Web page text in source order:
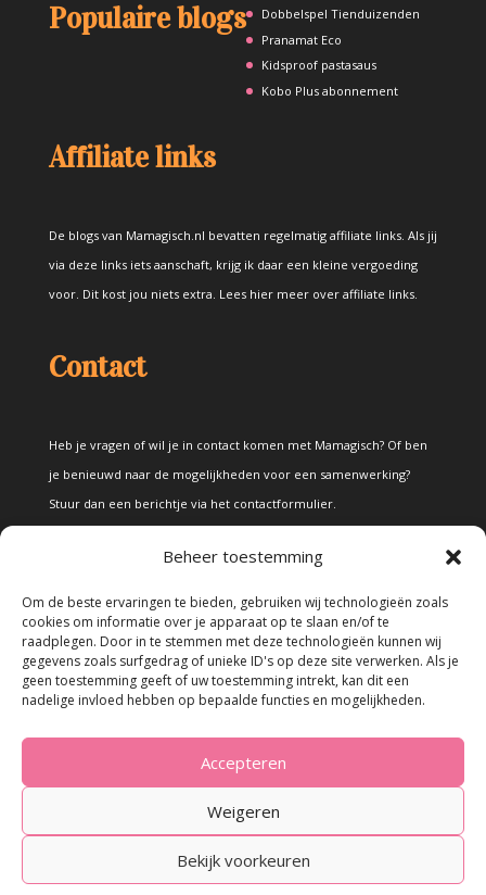
Beheer toestemming
Om de beste ervaringen te bieden, gebruiken wij technologieën zoals
cookies om informatie over je apparaat op te slaan en/of te
raadplegen. Door in te stemmen met deze technologieën kunnen wij
gegevens zoals surfgedrag of unieke ID's op deze site verwerken. Als je
geen toestemming geeft of uw toestemming intrekt, kan dit een
nadelige invloed hebben op bepaalde functies en mogelijkheden.
Accepteren
Weigeren
Bekijk voorkeuren
Populaire blogs
Dobbelspel Tienduizenden
Pranamat Eco
Kidsproof pastasaus
Kobo Plus abonnement
Affiliate links
De blogs van Mamagisch.nl bevatten regelmatig affiliate links. Als jij
via deze links iets aanschaft, krijg ik daar een kleine vergoeding
voor. Dit kost jou niets extra. Lees hier meer over affiliate links.
Contact
Heb je vragen of wil je in contact komen met Mamagisch? Of ben
je benieuwd naar de mogelijkheden voor een samenwerking?
Stuur dan een berichtje via het contactformulier.
Alle teksten en foto's op deze site zijn eigendom van Mamagisch.
Teksten en foto's van Mamagisch mogen onder geen beding
zonder toestemming worden overgenomen. Wanneer er gebruik
wordt gemaakt van teksten en foto's van derden, zal dit
uitdrukkelijk worden vermeld.